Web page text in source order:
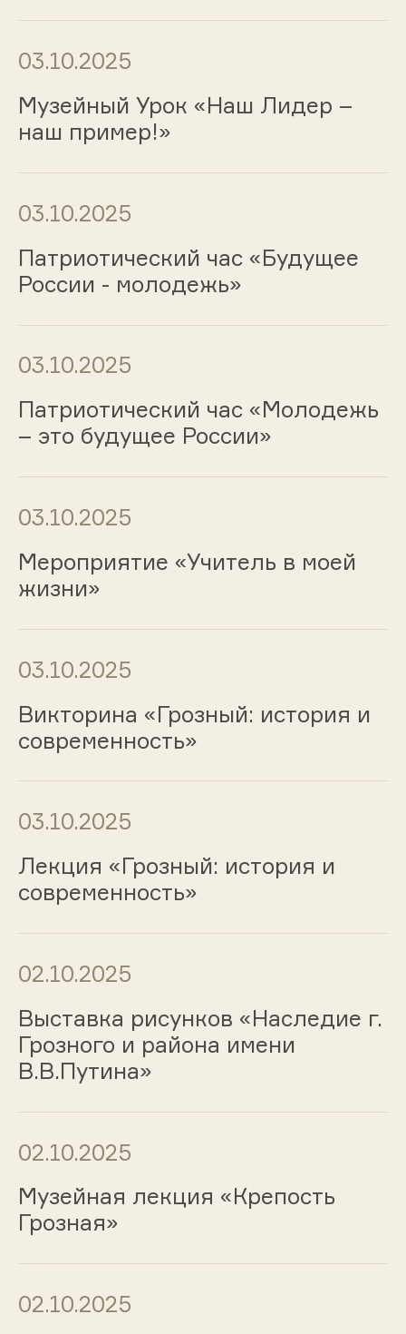
03.10.2025
Музейный Урок «Наш Лидер –
наш пример!»
03.10.2025
Патриотический час «Будущее
России - молодежь»
03.10.2025
Патриотический час «Молодежь
– это будущее России»
03.10.2025
Мероприятие «Учитель в моей
жизни»
03.10.2025
Викторина «Грозный: история и
современность»
03.10.2025
Лекция «Грозный: история и
современность»
02.10.2025
Выставка рисунков «Наследие г.
Грозного и района имени
В.В.Путина»
02.10.2025
Музейная лекция «Крепость
Грозная»
02.10.2025